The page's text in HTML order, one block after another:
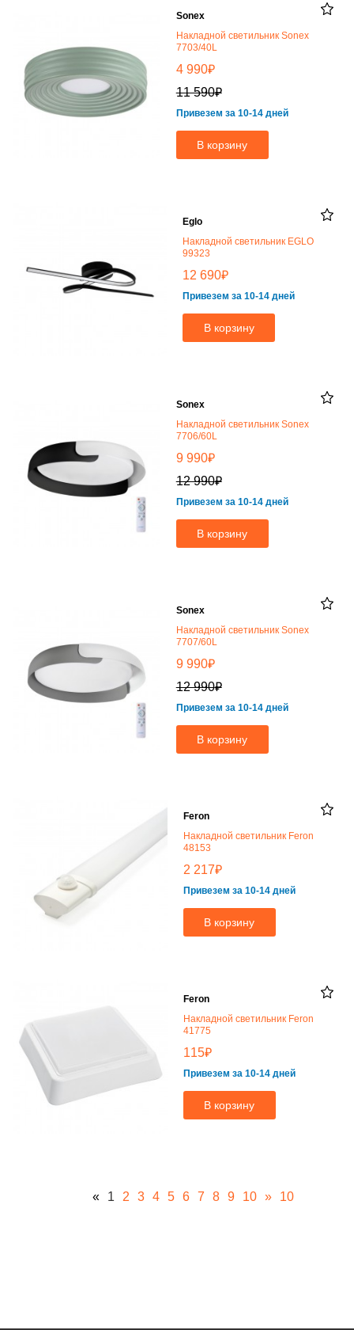
Sonex
Накладной светильник Sonex
7703/40L
4 990₽
11 590₽
Привезем за 10-14 дней
В корзину
Eglo
Накладной светильник EGLO
99323
12 690₽
Привезем за 10-14 дней
В корзину
Sonex
Накладной светильник Sonex
7706/60L
9 990₽
12 990₽
Привезем за 10-14 дней
В корзину
Sonex
Накладной светильник Sonex
7707/60L
9 990₽
12 990₽
Привезем за 10-14 дней
В корзину
Feron
Накладной светильник Feron
48153
2 217₽
Привезем за 10-14 дней
В корзину
Feron
Накладной светильник Feron
41775
115₽
Привезем за 10-14 дней
В корзину
« 1 2 3 4 5 6 7 8 9 10 » 10